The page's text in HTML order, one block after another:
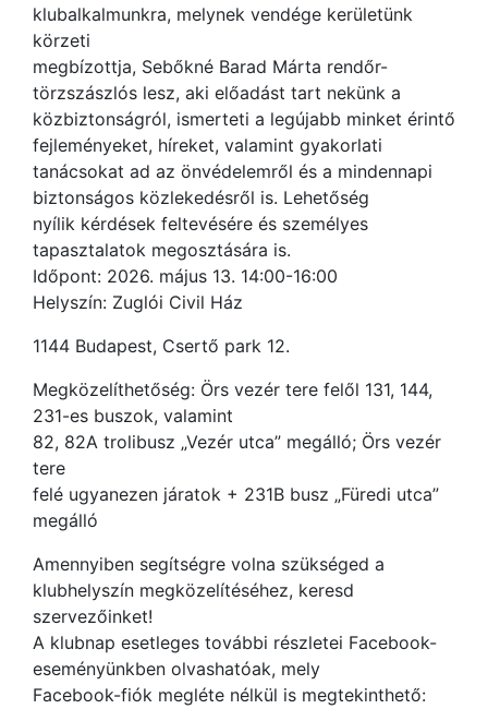
klubalkalmunkra, melynek vendége kerületünk
körzeti
megbízottja, Sebőkné Barad Márta rendőr-
törzszászlós lesz, aki előadást tart nekünk a
közbiztonságról, ismerteti a legújabb minket érintő
fejleményeket, híreket, valamint gyakorlati
tanácsokat ad az önvédelemről és a mindennapi
biztonságos közlekedésről is. Lehetőség
nyílik kérdések feltevésére és személyes
tapasztalatok megosztására is.
Időpont: 2026. május 13. 14:00-16:00
Helyszín: Zuglói Civil Ház
1144 Budapest, Csertő park 12.
Megközelíthetőség: Örs vezér tere felől 131, 144,
231-es buszok, valamint
82, 82A trolibusz „Vezér utca” megálló; Örs vezér
tere
felé ugyanezen járatok + 231B busz „Füredi utca”
megálló
Amennyiben segítségre volna szükséged a
klubhelyszín megközelítéséhez, keresd
szervezőinket!
A klubnap esetleges további részletei Facebook-
eseményünkben olvashatóak, mely
Facebook-fiók megléte nélkül is megtekinthető: